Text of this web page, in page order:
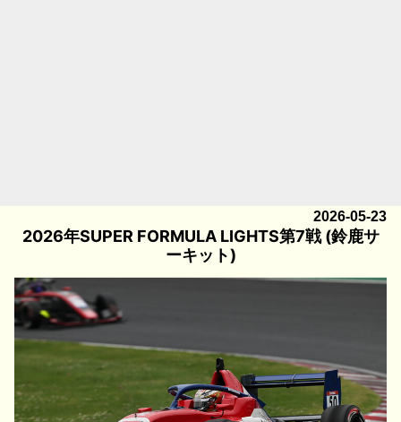
2026-05-23
2026年SUPER FORMULA LIGHTS第7戦 (鈴鹿サ
ーキット)